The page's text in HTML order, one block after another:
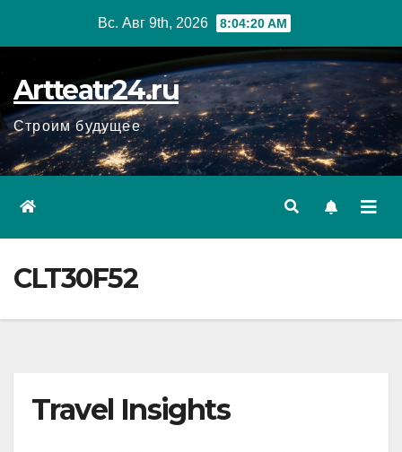
Вс. Авг 9th, 2026 8:04:21 AM
Artteatr24.ru
Строим будущее
CLT30F52
Travel Insights